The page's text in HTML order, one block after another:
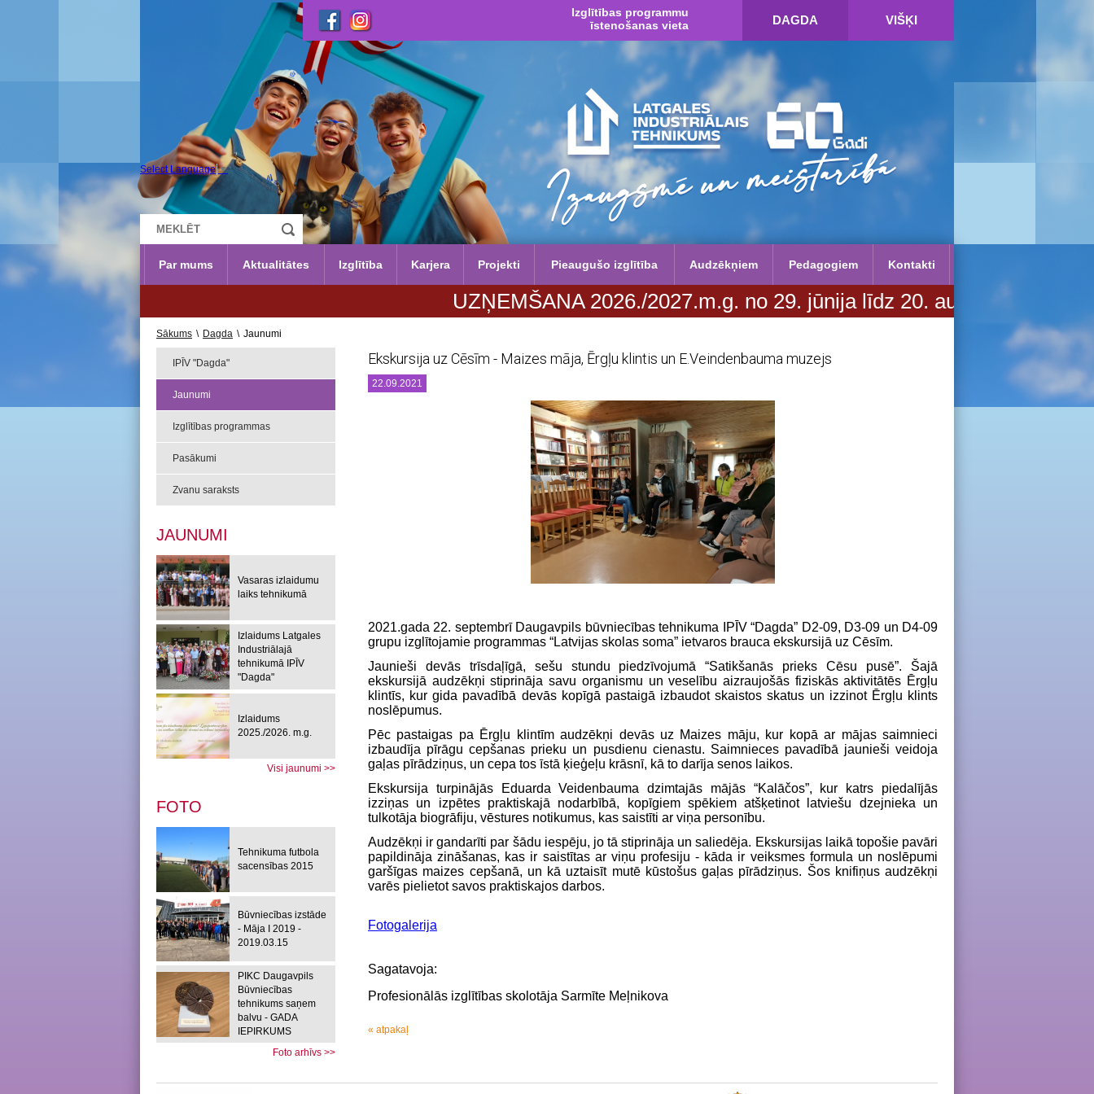
Select Language ▼
Izglītības programmu
īstenošanas vieta
DAGDA VIŠĶI
Par mums Aktualitātes Izglītība Karjera Projekti Pieaugušo izglītība Audzēkņiem Pedagogiem Kontakti
UZŅEMŠANA 2026./2027.m.g. no 29. jūnija līdz 20. augustam. Vairāk
Sākums \ Dagda \ Jaunumi
IPĪV "Dagda"
Jaunumi
Izglītības programmas
Pasākumi
Zvanu saraksts
JAUNUMI
Vasaras izlaidumu
laiks tehnikumā
Izlaidums Latgales
Industriālajā
tehnikumā IPĪV
"Dagda"
Izlaidums
2025./2026. m.g.
Visi jaunumi >>
FOTO
Tehnikuma futbola
sacensības 2015
Būvniecības izstāde
- Māja I 2019 -
2019.03.15
PIKC Daugavpils
Būvniecības
tehnikums saņem
balvu - GADA
IEPIRKUMS
Foto arhīvs >>
Ekskursija uz Cēsīm - Maizes māja, Ērgļu klintis un E.Veindenbauma muzejs
22.09.2021
2021.gada 22. septembrī Daugavpils būvniecības tehnikuma IPĪV “Dagda” D2-09, D3-09 un D4-09
grupu izglītojamie programmas “Latvijas skolas soma” ietvaros brauca ekskursijā uz Cēsīm.
Jaunieši devās trīsdaļīgā, sešu stundu piedzīvojumā “Satikšanās prieks Cēsu pusē”. Šajā
ekskursijā audzēkņi stiprināja savu organismu un veselību aizraujošās fiziskās aktivitātēs Ērgļu
klintīs, kur gida pavadībā devās kopīgā pastaigā izbaudot skaistos skatus un izzinot Ērgļu klints
noslēpumus.
Pēc pastaigas pa Ērgļu klintīm audzēkņi devās uz Maizes māju, kur kopā ar mājas saimnieci
izbaudīja pīrāgu cepšanas prieku un pusdienu cienastu. Saimnieces pavadībā jaunieši veidoja
gaļas pīrādziņus, un cepa tos īstā ķieģeļu krāsnī, kā to darīja senos laikos.
Ekskursija turpinājās Eduarda Veidenbauma dzimtajās mājās “Kalāčos”, kur katrs piedalījās
izziņas un izpētes praktiskajā nodarbībā, kopīgiem spēkiem atšķetinot latviešu dzejnieka un
tulkotāja biogrāfiju, vēstures notikumus, kas saistīti ar viņa personību.
Audzēkņi ir gandarīti par šādu iespēju, jo tā stiprināja un saliedēja. Ekskursijas laikā topošie pavāri
papildināja zināšanas, kas ir saistītas ar viņu profesiju - kāda ir veiksmes formula un noslēpumi
garšīgas maizes cepšanā, un kā uztaisīt mutē kūstošus gaļas pīrādziņus. Šos knifiņus audzēkņi
varēs pielietot savos praktiskajos darbos.
Fotogalerija
Sagatavoja:
Profesionālās izglītības skolotāja Sarmīte Meļnikova
« atpakaļ